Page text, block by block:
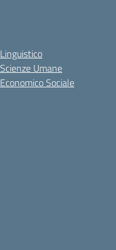
Umane
Sociale